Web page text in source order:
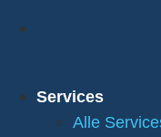
Services
Alle